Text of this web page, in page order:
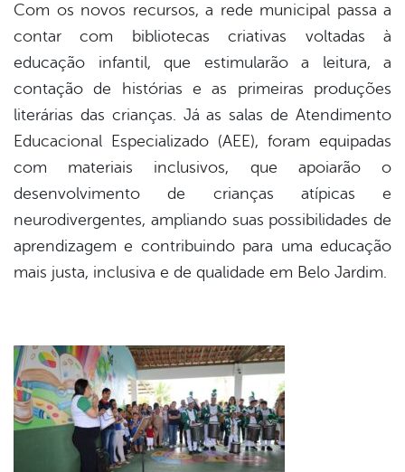
Com os novos recursos, a rede municipal passa a
contar com bibliotecas criativas voltadas à
educação infantil, que estimularão a leitura, a
contação de histórias e as primeiras produções
literárias das crianças. Já as salas de Atendimento
Educacional Especializado (AEE), foram equipadas
com materiais inclusivos, que apoiarão o
desenvolvimento de crianças atípicas e
neurodivergentes, ampliando suas possibilidades de
aprendizagem e contribuindo para uma educação
mais justa, inclusiva e de qualidade em Belo Jardim.